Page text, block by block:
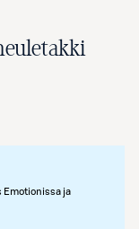
Emotionissa ja